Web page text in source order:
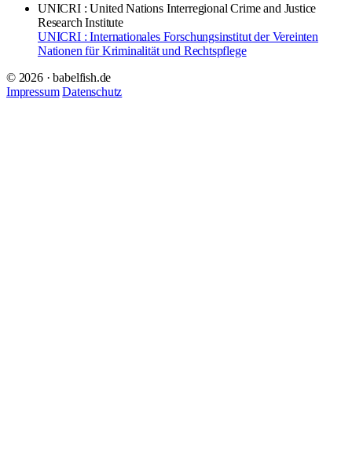
UNICRI : United Nations Interregional Crime and Justice
Research Institute
UNICRI : Internationales Forschungsinstitut der Vereinten
Nationen für Kriminalität und Rechtspflege
© 2026 · babelfish.de
Impressum Datenschutz